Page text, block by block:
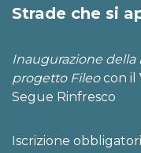
Strade che si
Inaugurazione della
progetto Fileocon il
Segue Rinfresco
Iscrizione